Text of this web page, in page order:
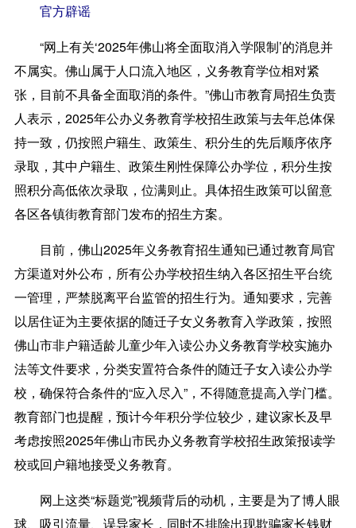
官方辟谣
“网上有关‘2025年佛山将全面取消入学限制’的消息并
不属实。佛山属于人口流入地区，义务教育学位相对紧
张，目前不具备全面取消的条件。”佛山市教育局招生负责
人表示，2025年公办义务教育学校招生政策与去年总体保
持一致，仍按照户籍生、政策生、积分生的先后顺序依序
录取，其中户籍生、政策生刚性保障公办学位，积分生按
照积分高低依次录取，位满则止。具体招生政策可以留意
各区各镇街教育部门发布的招生方案。
目前，佛山2025年义务教育招生通知已通过教育局官
方渠道对外公布，所有公办学校招生纳入各区招生平台统
一管理，严禁脱离平台监管的招生行为。通知要求，完善
以居住证为主要依据的随迁子女义务教育入学政策，按照
佛山市非户籍适龄儿童少年入读公办义务教育学校实施办
法等文件要求，分类安置符合条件的随迁子女入读公办学
校，确保符合条件的“应入尽入”，不得随意提高入学门槛。
教育部门也提醒，预计今年积分学位较少，建议家长及早
考虑按照2025年佛山市民办义务教育学校招生政策报读学
校或回户籍地接受义务教育。
网上这类“标题党”视频背后的动机，主要是为了博人眼
球、吸引流量、误导家长，同时不排除出现欺骗家长钱财